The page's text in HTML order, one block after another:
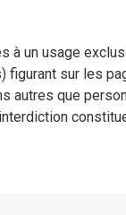
un usage
figurant sur les
autres que